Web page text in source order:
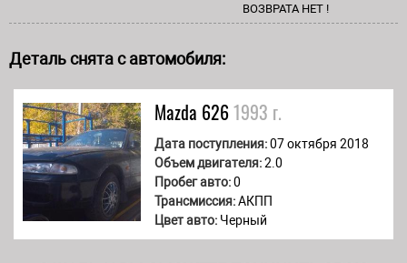
ВОЗВРАТА НЕТ !
Деталь снята с автомобиля:
Mazda 6261993 г.
Дата поступления:07 октября 2018
Объем двигателя:2.0
Пробег авто:0
Трансмиссия:АКПП
Цвет авто: Черный